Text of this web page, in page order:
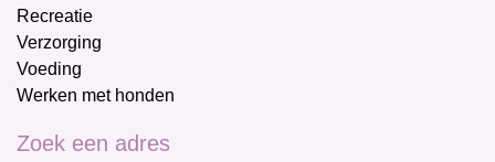
Recreatie
Verzorging
Voeding
Werken met honden
Zoek een adres